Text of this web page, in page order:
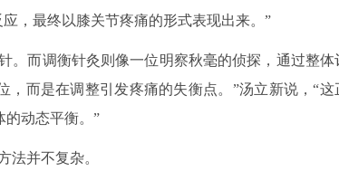
，最终以膝关节疼痛的形式表现出来。”
。而调衡针灸则像一位明察秋毫的侦探，通过整体
而是在调整引发疼痛的失衡点。”汤立新说，“这
动态平衡。”
法并不复杂。